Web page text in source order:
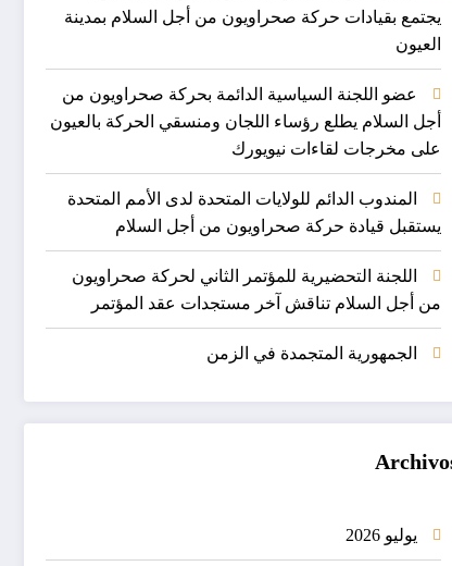
يجتمع بقيادات حركة صحراويون من أجل السلام بمدينة
العيون
عضو اللجنة السياسية الدائمة بحركة صحراويون من
أجل السلام يطلع رؤساء اللجان ومنسقي الحركة بالعيون
على مخرجات لقاءات نيويورك
المندوب الدائم للولايات المتحدة لدى الأمم المتحدة
يستقبل قيادة حركة صحراويون من أجل السلام
اللجنة التحضيرية للمؤتمر الثاني لحركة صحراويون
من أجل السلام تناقش آخر مستجدات عقد المؤتمر
الجمهورية المتجمدة في الزمن
يوليو 2026